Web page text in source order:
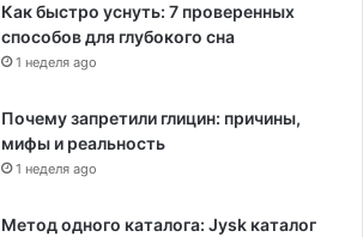
Как быстро уснуть: 7 проверенных
способов для глубокого сна
1 неделя ago
Почему запретили глицин: причины,
мифы и реальность
1 неделя ago
Метод одного каталога: Jysk каталог